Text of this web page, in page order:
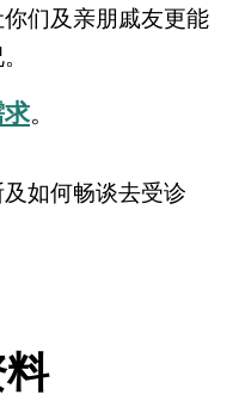
们及亲朋戚友更能
。
如何畅谈去受诊